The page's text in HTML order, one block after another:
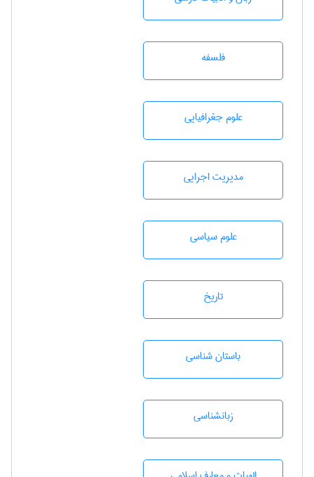
فلسفه
علوم جغرافيايی
مديريت اجرايی
علوم سياسی
تاريخ
باستان شناسی
زبانشناسی